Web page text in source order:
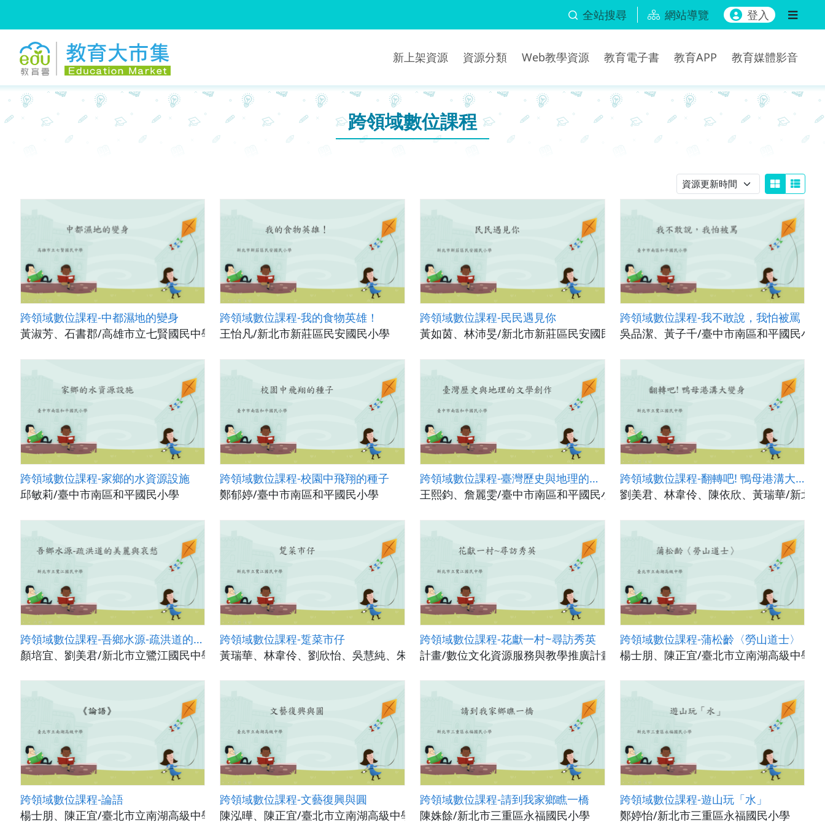
全站搜尋 網站導覽 登入
新上架資源 資源分類 Web教學資源 教育電子書 教育APP 教育媒體影音
跨領域數位課程
跨領域數位課程-中都濕地的變身
黃淑芳、石書郡/高雄市立七賢國民中學
跨領域數位課程-我的食物英雄！
王怡凡/新北市新莊區民安國民小學
跨領域數位課程-民民遇見你
黃如茵、林沛旻/新北市新莊區民安國民小學
跨領域數位課程-我不敢說，我怕被罵
吳品潔、黃子千/臺中市南區和平國民小學
跨領域數位課程-家鄉的水資源設施
邱敏莉/臺中市南區和平國民小學
跨領域數位課程-校園中飛翔的種子
鄭郁婷/臺中市南區和平國民小學
跨領域數位課程-臺灣歷史與地理的文學創作
王熙鈞、詹麗雯/臺中市南區和平國民小學
跨領域數位課程-翻轉吧! 鴨母港溝大變身
劉美君、林韋伶、陳依欣、黃瑞華/新北
跨領域數位課程-吾鄉水源-疏洪道的美麗與哀愁
顏培宜、劉美君/新北市立鷺江國民中學
跨領域數位課程-踅菜市仔
黃瑞華、林韋伶、劉欣怡、吳慧純、朱涵聿/新北市立鷺江國民中學
跨領域數位課程-花獻一村~尋訪秀英
計畫/數位文化資源服務與教學推廣計畫(國立政治大學)
跨領域數位課程-蒲松齡〈勞山道士〉
楊士朋、陳正宜/臺北市立南湖高級中學
跨領域數位課程-論語
楊士朋、陳正宜/臺北市立南湖高級中學
跨領域數位課程-文藝復興與圓
陳泓曄、陳正宜/臺北市立南湖高級中學
跨領域數位課程-請到我家鄉瞧一橋
陳姝餘/新北市三重區永福國民小學
跨領域數位課程-遊山玩「水」
鄭婷怡/新北市三重區永福國民小學